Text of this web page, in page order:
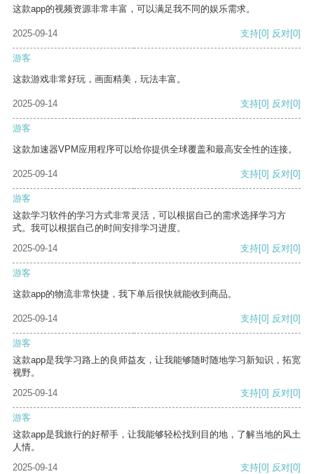
这款app的视频资源非常丰富，可以满足我不同的娱乐需求。
2025-09-14 支持[0] 反对[0]
游客
这款游戏非常好玩，画面精美，玩法丰富。
2025-09-14 支持[0] 反对[0]
游客
这款加速器VPM应用程序可以给你提供全球覆盖和最高安全性的连接。
2025-09-14 支持[0] 反对[0]
游客
这款学习软件的学习方式非常灵活，可以根据自己的需求选择学习方
式。我可以根据自己的时间安排学习进度。
2025-09-14
支持[0] 反对[0]
游客
这款app的物流非常快捷，我下单后很快就能收到商品。
2025-09-14 支持[0] 反对[0]
游客
这款app是我学习路上的良师益友，让我能够随时随地学习新知识，拓宽
视野。
2025-09-14
支持[0] 反对[0]
游客
这款app是我旅行的好帮手，让我能够轻松找到目的地，了解当地的风土
人情。
2025-09-14
支持[0] 反对[0]